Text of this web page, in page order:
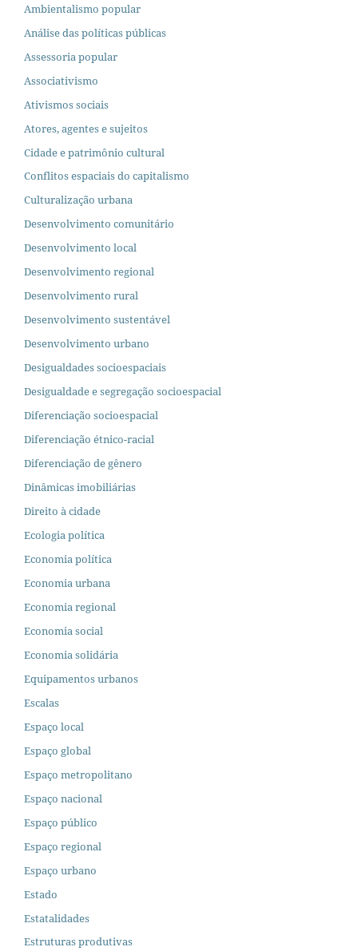
Ambientalismo popular
Análise das políticas públicas
Assessoria popular
Associativismo
Ativismos sociais
Atores, agentes e sujeitos
Cidade e patrimônio cultural
Conflitos espaciais do capitalismo
Culturalização urbana
Desenvolvimento comunitário
Desenvolvimento local
Desenvolvimento regional
Desenvolvimento rural
Desenvolvimento sustentável
Desenvolvimento urbano
Desigualdades socioespaciais
Desigualdade e segregação socioespacial
Diferenciação socioespacial
Diferenciação étnico-racial
Diferenciação de gênero
Dinâmicas imobiliárias
Direito à cidade
Ecologia política
Economia política
Economia urbana
Economia regional
Economia social
Economia solidária
Equipamentos urbanos
Escalas
Espaço local
Espaço global
Espaço metropolitano
Espaço nacional
Espaço público
Espaço regional
Espaço urbano
Estado
Estatalidades
Estruturas produtivas